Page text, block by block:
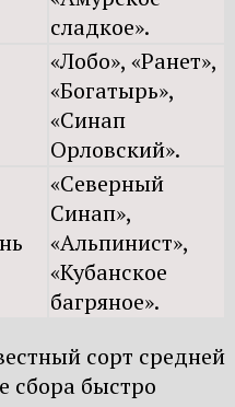
сладкое».
«Лобо», «Ранет»,
«Богатырь»,
«Синап
Орловский».
«Северный
Синап»,
«Альпинист»,
«Кубанское
багряное».
сорт средней
сбора быстро